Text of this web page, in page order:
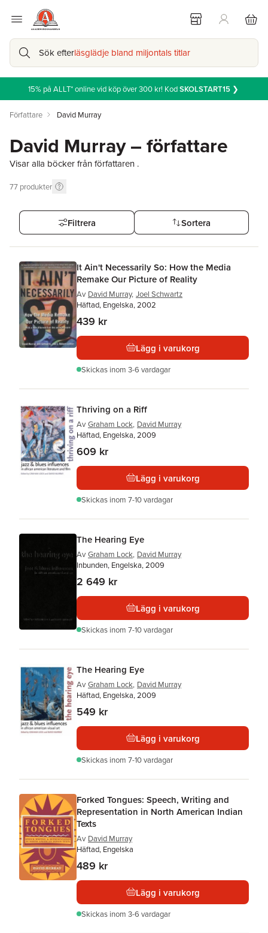
Sök efterläsglädje bland miljontals titlar
15% på ALLT* online vid köp över 300 kr! KodSKOLSTART15❯
Författare David Murray
David Murray – författare
Visar alla böcker från författaren .
77 produkter
Filtrera Sortera
It Ain't Necessarily So: How the Media
Remake Our Picture of Reality
Av David Murray, Joel Schwartz
Häftad, Engelska, 2002
439 kr
Lägg i varukorg
Skickas inom 3-6 vardagar
Thriving on a Riff
Av Graham Lock, David Murray
Häftad, Engelska, 2009
609 kr
Lägg i varukorg
Skickas inom 7-10 vardagar
The Hearing Eye
Av Graham Lock, David Murray
Inbunden, Engelska, 2009
2 649 kr
Lägg i varukorg
Skickas inom 7-10 vardagar
The Hearing Eye
Av Graham Lock, David Murray
Häftad, Engelska, 2009
549 kr
Lägg i varukorg
Skickas inom 7-10 vardagar
Forked Tongues: Speech, Writing and
Representation in North American Indian
Texts
Av David Murray
Häftad, Engelska
489 kr
Lägg i varukorg
Skickas inom 3-6 vardagar